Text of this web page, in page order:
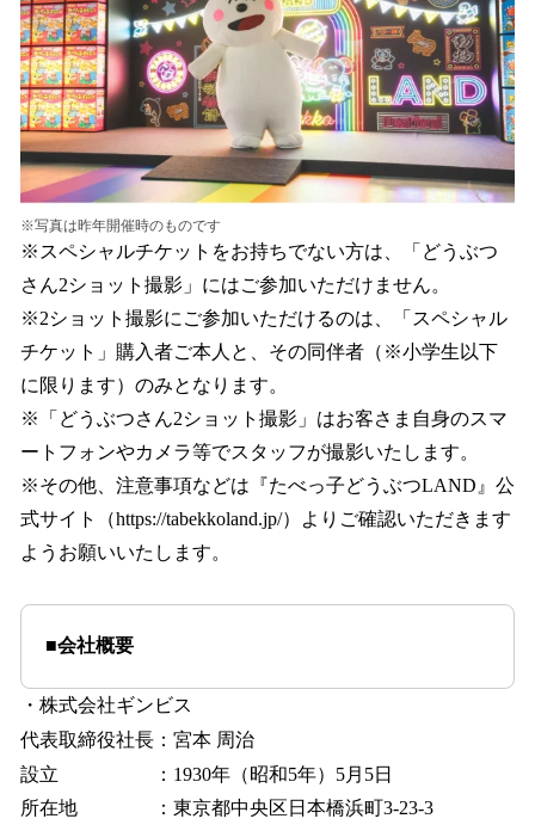
※写真は昨年開催時のものです
※スペシャルチケットをお持ちでない方は、「どうぶつ
さん2ショット撮影」にはご参加いただけません。
※2ショット撮影にご参加いただけるのは、「スペシャル
チケット」購入者ご本人と、その同伴者（※小学生以下
に限ります）のみとなります。
※「どうぶつさん2ショット撮影」はお客さま自身のスマ
ートフォンやカメラ等でスタッフが撮影いたします。
※その他、注意事項などは『たべっ子どうぶつLAND』公
式サイト（https://tabekkoland.jp/）よりご確認いただきます
ようお願いいたします。
■会社概要
・株式会社ギンビス
代表取締役社長：宮本 周治
設立 ：1930年（昭和5年）5月5日
所在地 ：東京都中央区日本橋浜町3-23-3